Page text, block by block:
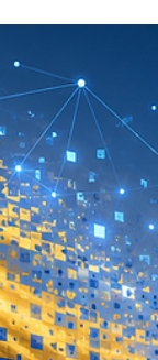
Estados Unidos
las
mercados
según el sector
cómo una
orientada puede
de crecimiento